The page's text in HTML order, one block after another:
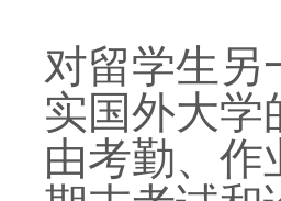
对留学生另
实国外大学
由考勤、作